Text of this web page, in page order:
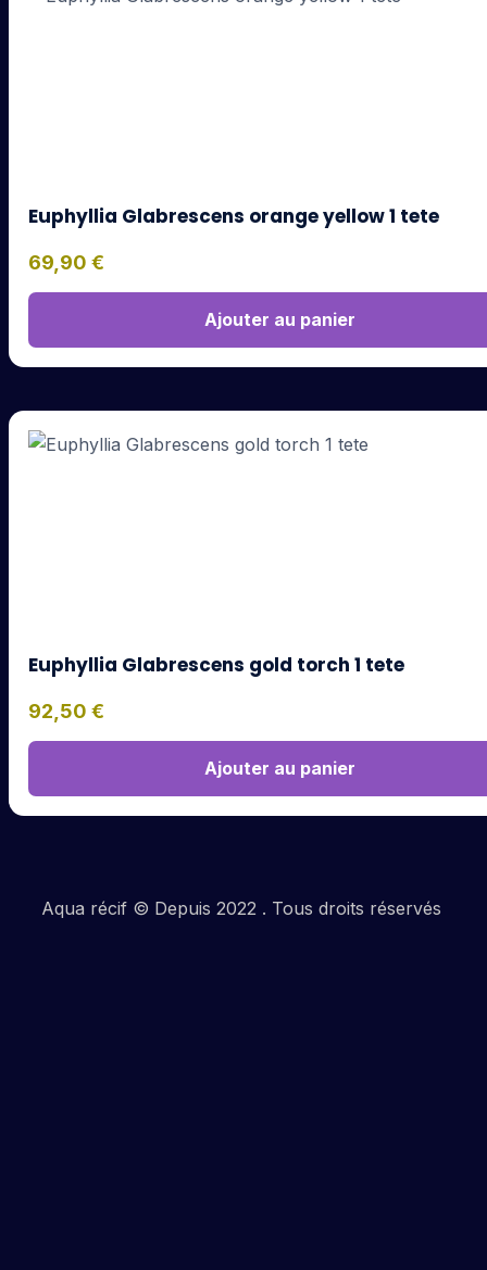
Euphyllia Glabrescens orange yellow 1 tete
69,90 €
Ajouter au panier
Euphyllia Glabrescens gold torch 1 tete
92,50 €
Ajouter au panier
Aqua récif © Depuis 2022 . Tous droits réservés